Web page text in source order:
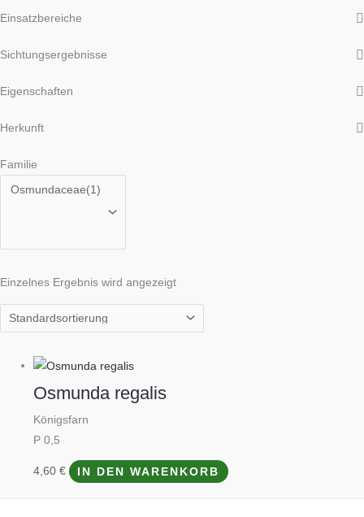
Einsatzbereiche
Sichtungsergebnisse
Eigenschaften
Herkunft
Familie
Einzelnes Ergebnis wird angezeigt
Osmunda regalis
Königsfarn
P 0,5
4,60€ IN DEN WARENKORB